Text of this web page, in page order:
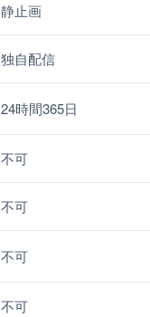
静止画
独自配信
24時間365日
不可
不可
不可
不可